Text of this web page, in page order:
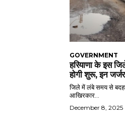
GOVERNMENT
हरियाणा के इस
होगी शुरू, इन
जिले में लंबे समय से
आखिरकार...
December 8, 2025